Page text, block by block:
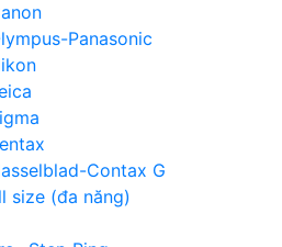
Panasonic
Contax G
size (đa năng)